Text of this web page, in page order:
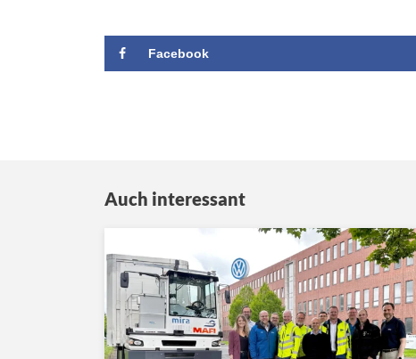
Facebook
Auch interessant